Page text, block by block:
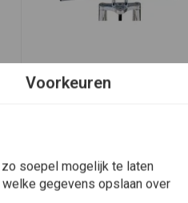
Voorkeuren
soepel mogelijk te laten
gegevens opslaan over